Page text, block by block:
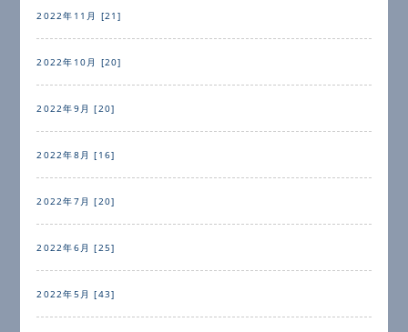
2022年11月 [21]
2022年10月 [20]
2022年9月 [20]
2022年8月 [16]
2022年7月 [20]
2022年6月 [25]
2022年5月 [43]